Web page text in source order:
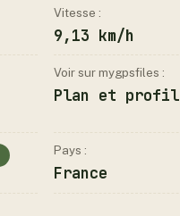
Vitesse :
9,13 km/h
Voir sur mygpsfiles :
Plan et profil
Pays :
France